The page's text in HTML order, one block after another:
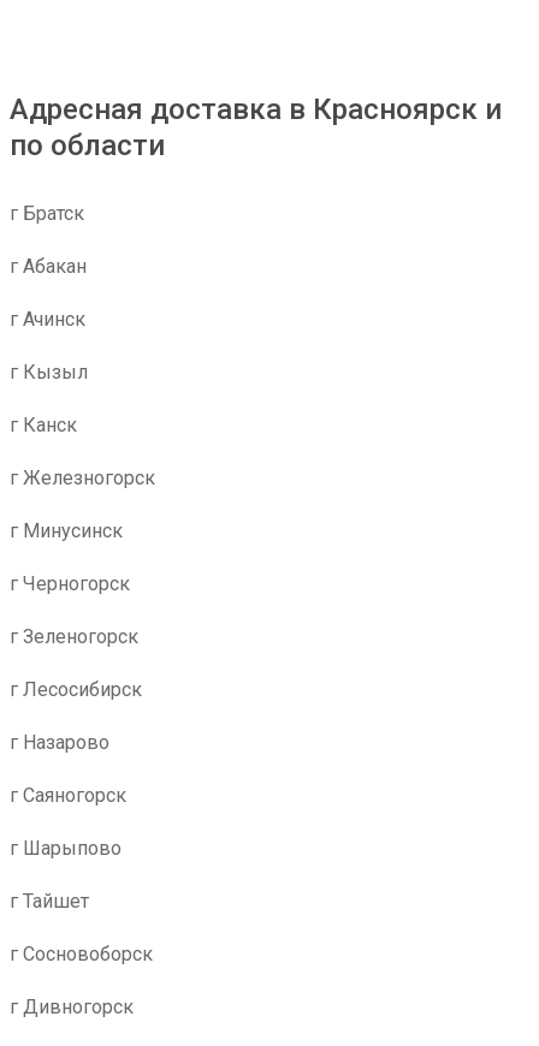
Адресная доставка в Красноярск и
по области
г Братск
г Абакан
г Ачинск
г Кызыл
г Канск
г Железногорск
г Минусинск
г Черногорск
г Зеленогорск
г Лесосибирск
г Назарово
г Саяногорск
г Шарыпово
г Тайшет
г Сосновоборск
г Дивногорск